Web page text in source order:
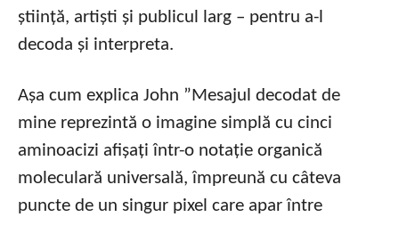
știință, artiști și publicul larg – pentru a-l
decoda și interpreta.
Așa cum explica John ”Mesajul decodat de
mine reprezintă o imagine simplă cu cinci
aminoacizi afișați într-o notație organică
moleculară universală, împreună cu câteva
puncte de un singur pixel care apar între